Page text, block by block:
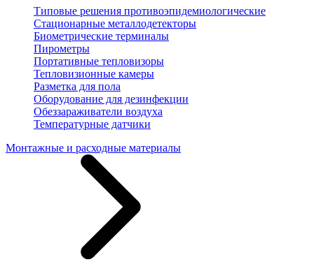
Типовые решения противоэпидемиологические
Стационарные металлодетекторы
Биометрические терминалы
Пирометры
Портативные тепловизоры
Тепловизионные камеры
Разметка для пола
Оборудование для дезинфекции
Обеззараживатели воздуха
Температурные датчики
Монтажные и расходные материалы